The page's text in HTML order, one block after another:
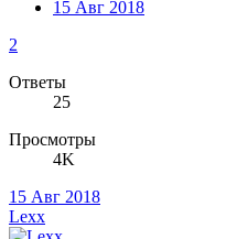
15 Авг 2018
2
Ответы
25
Просмотры
4K
15 Авг 2018
Lexx